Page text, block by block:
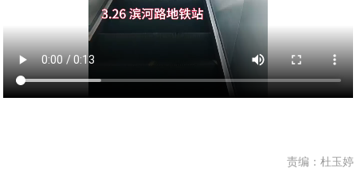
责编：杜玉婷